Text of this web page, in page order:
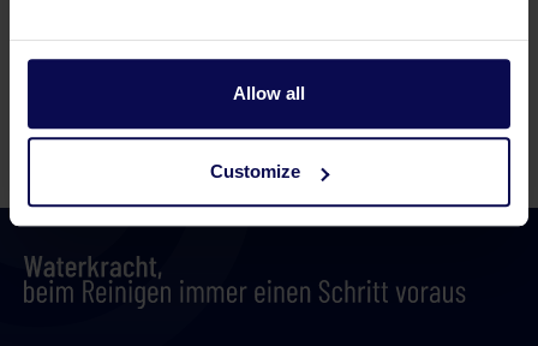
Allow all
Customize
Seite von 2